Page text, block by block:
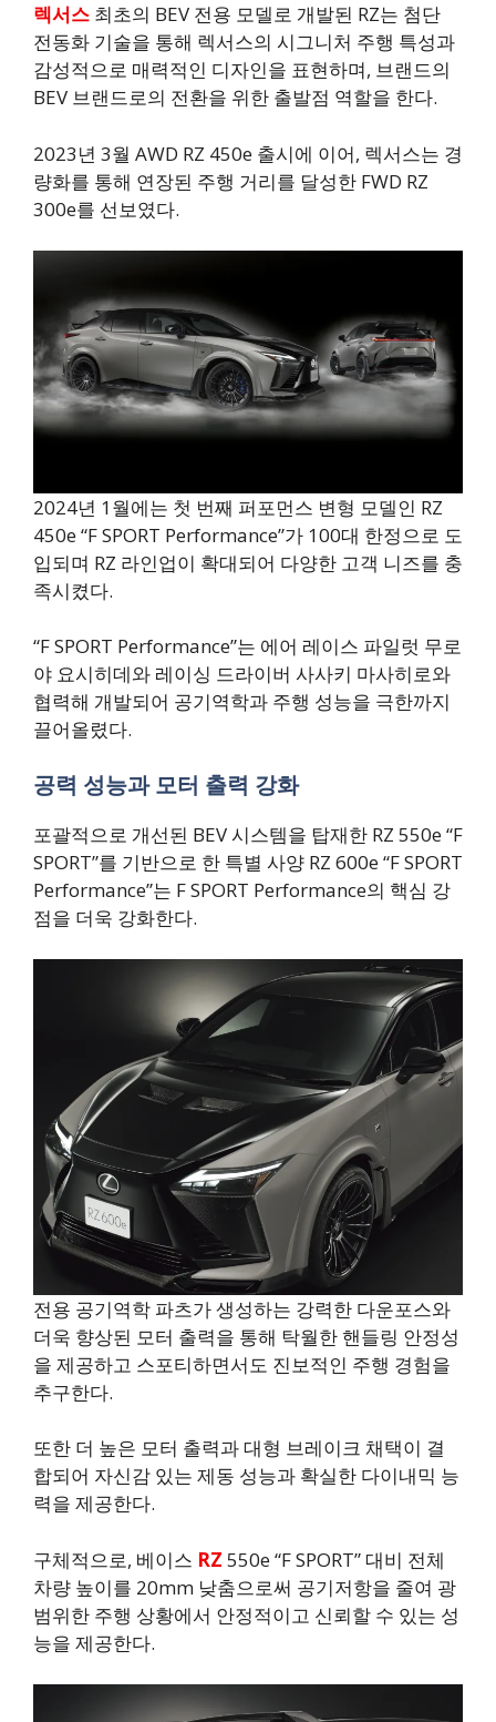
렉서스 최초의 BEV 전용 모델로 개발된 RZ는 첨단
전동화 기술을 통해 렉서스의 시그니처 주행 특성과
감성적으로 매력적인 디자인을 표현하며, 브랜드의
BEV 브랜드로의 전환을 위한 출발점 역할을 한다.
2023년 3월 AWD RZ 450e 출시에 이어, 렉서스는 경
량화를 통해 연장된 주행 거리를 달성한 FWD RZ
300e를 선보였다.
2024년 1월에는 첫 번째 퍼포먼스 변형 모델인 RZ
450e “F SPORT Performance”가 100대 한정으로 도
입되며 RZ 라인업이 확대되어 다양한 고객 니즈를 충
족시켰다.
“F SPORT Performance”는 에어 레이스 파일럿 무로
야 요시히데와 레이싱 드라이버 사사키 마사히로와
협력해 개발되어 공기역학과 주행 성능을 극한까지
끌어올렸다.
공력 성능과 모터 출력 강화
포괄적으로 개선된 BEV 시스템을 탑재한 RZ 550e “F
SPORT”를 기반으로 한 특별 사양 RZ 600e “F SPORT
Performance”는 F SPORT Performance의 핵심 강
점을 더욱 강화한다.
전용 공기역학 파츠가 생성하는 강력한 다운포스와
더욱 향상된 모터 출력을 통해 탁월한 핸들링 안정성
을 제공하고 스포티하면서도 진보적인 주행 경험을
추구한다.
또한 더 높은 모터 출력과 대형 브레이크 채택이 결
합되어 자신감 있는 제동 성능과 확실한 다이내믹 능
력을 제공한다.
구체적으로, 베이스 RZ 550e “F SPORT” 대비 전체
차량 높이를 20mm 낮춤으로써 공기저항을 줄여 광
범위한 주행 상황에서 안정적이고 신뢰할 수 있는 성
능을 제공한다.